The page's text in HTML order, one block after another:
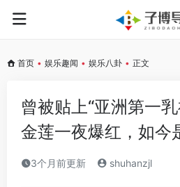
首页 • 娱乐趣闻 • 娱乐八卦 • 正文
曾被贴上“亚洲第一
金莲一夜爆红，如今
3个月前更新 shuhanzjl